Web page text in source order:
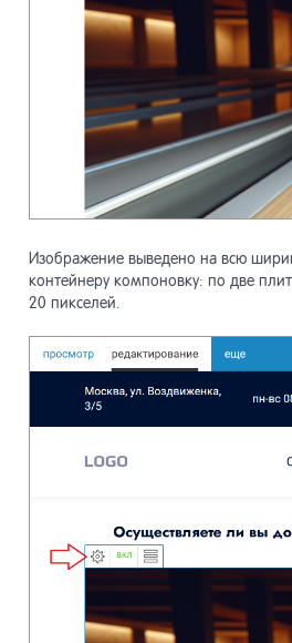
Изображение выведено на всю
контейнеру компоновку: по две
20 пикселей.